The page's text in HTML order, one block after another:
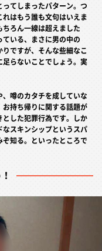
てしまったパターン。つ
はもう誰も文句はいえま
ろん一線は超えました
いる、まさに男の中の
ですが、そんな些細なこ
らないことでしょう。実
噂のカタチを成していな
持ち帰りに関する話題が
した犯罪行為です。しか
スキンシップというスパ
知る。といったところで